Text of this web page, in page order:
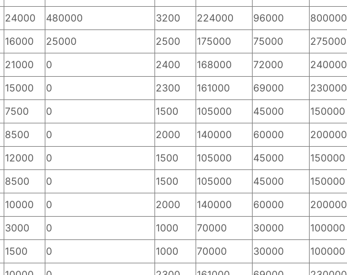
24000
480000 3200 224000 96000
800000
16000
25000 2500 175000 75000
275000
21000
0 2400 168000 72000
240000
15000
0 2300 161000 69000
230000
7500
0 1500 105000 45000
150000
8500
0 2000 140000 60000
200000
12000
0 1500 105000 45000
150000
8500
0 1500 105000 45000
150000
10000
0 2000 140000 60000
200000
3000
0 1000 70000 30000
100000
1500
0 1000 70000 30000
100000